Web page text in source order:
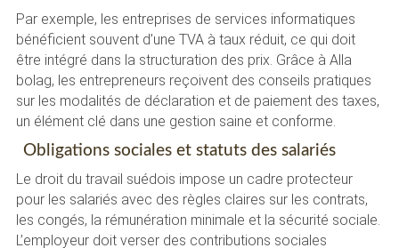
Par exemple, les entreprises de services informatiques
bénéficient souvent d’une TVA à taux réduit, ce qui doit
être intégré dans la structuration des prix. Grâce à Alla
bolag, les entrepreneurs reçoivent des conseils pratiques
sur les modalités de déclaration et de paiement des taxes,
un élément clé dans une gestion saine et conforme.
Obligations sociales et statuts des salariés
Le droit du travail suédois impose un cadre protecteur
pour les salariés avec des règles claires sur les contrats,
les congés, la rémunération minimale et la sécurité sociale.
L’employeur doit verser des contributions sociales